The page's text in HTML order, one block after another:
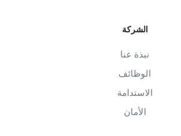
الشركة
نبذة عنا
الوظائف
الاستدامة
الأمان